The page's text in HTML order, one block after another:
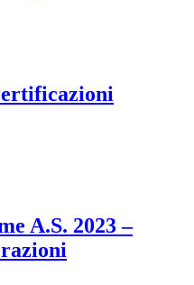
A.S. 2023 –